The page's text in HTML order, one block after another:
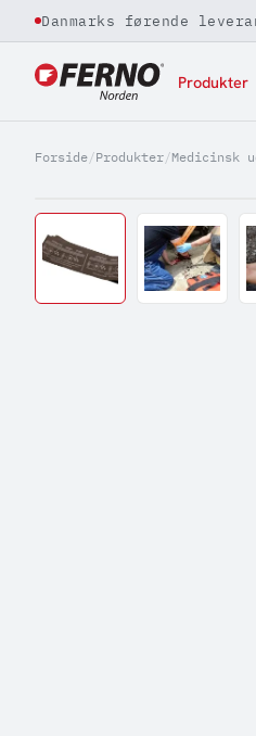
Jump to
Danmarks førende
Produkter
Forside/Produkter/Medicinsk